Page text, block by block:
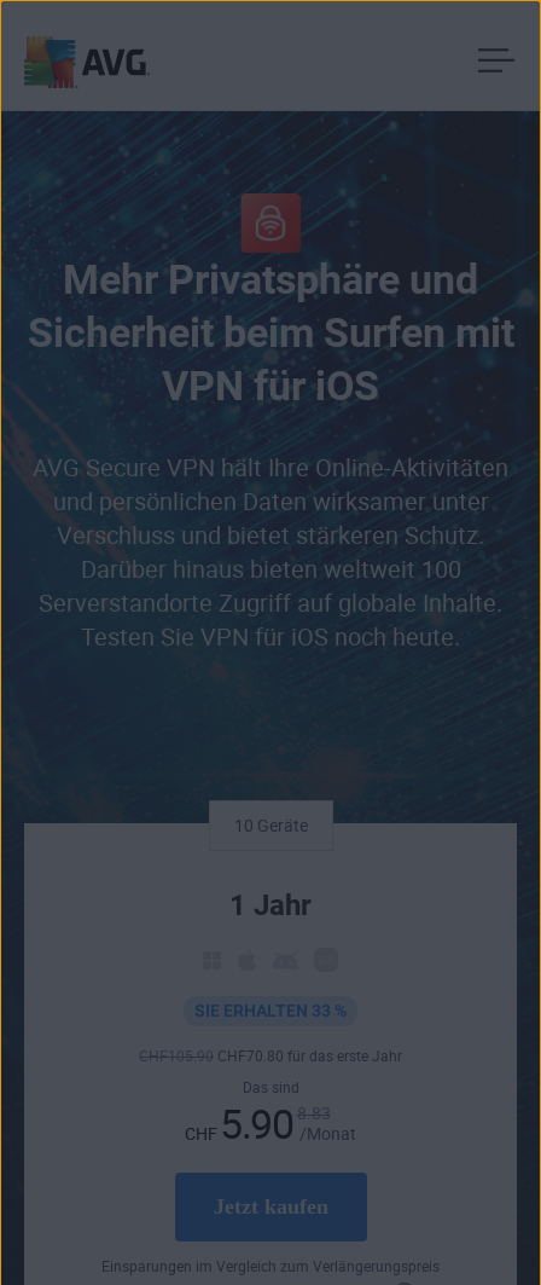
Mehr Privatsphäre und
Sicherheit beim Surfen mit
VPN für iOS
AVG Secure VPN hält Ihre Online-Aktivitäten
und persönlichen Daten wirksamer unter
Verschluss und bietet stärkeren Schutz.
Darüber hinaus bieten weltweit 100
Serverstandorte Zugriff auf globale Inhalte.
Testen Sie VPN für iOS noch heute.
10 Geräte
1 Jahr
SIE ERHALTEN 33 %
CHF105.90 CHF70.80 für das erste Jahr
Das sind
CHF 5.90 8.83
/Monat
Jetzt kaufen
Einsparungen im Vergleich zum Verlängerungspreis